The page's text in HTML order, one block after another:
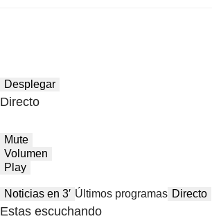
Desplegar
Directo
Mute
Volumen
Play
Noticias en 3′ Últimos programas Directo
Estas escuchando